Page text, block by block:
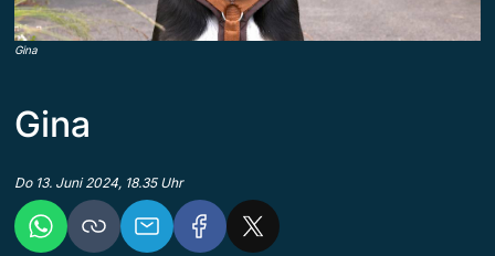
Gina
Gina
Do 13. Juni 2024, 18.35 Uhr